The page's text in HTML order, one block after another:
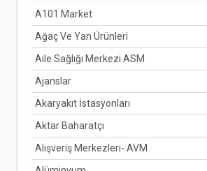
BURDUR
BURSA
ÇANAKKALE
ÇANKIRI
ÇORUM
DENİZLİ
DİYARBAKIR
A101 Market
Ağaç Ve Yan Ürünleri
Aile Sağlığı Merkezi ASM
Ajanslar
Akaryakıt İstasyonları
Aktar Baharatçı
Alışveriş Merkezleri- AVM